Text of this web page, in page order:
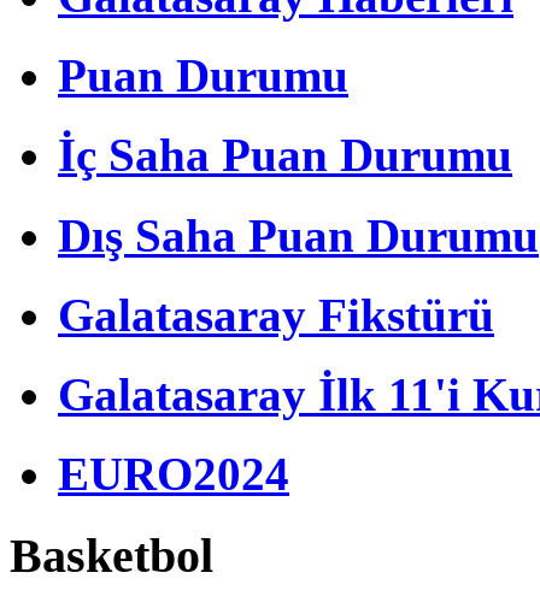
Puan Durumu
İç Saha Puan Durumu
Dış Saha Puan Durumu
Galatasaray Fikstürü
Galatasaray İlk 11'i
EURO2024
Basketbol